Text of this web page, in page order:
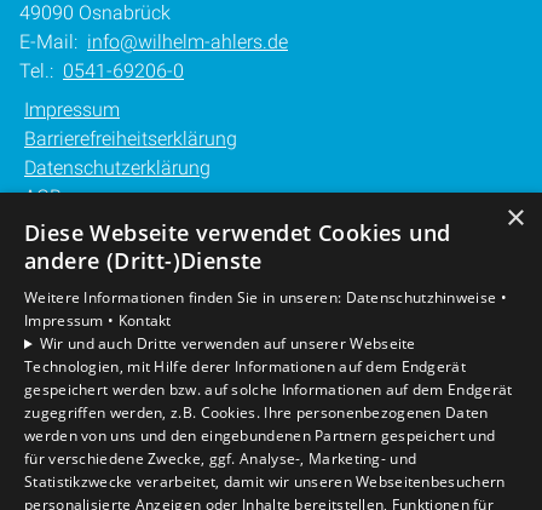
49090 Osnabrück
E-Mail: info@wilhelm-ahlers.de
Tel.: 0541-69206-0
Impressum
Barrierefreiheitserklärung
Datenschutzerklärung
AGB
Unsere Bereiche
Gewerbekunden
Karriere
Unternehmen
Kontakt
×
Diese Webseite verwendet Cookies und
andere (Dritt-)Dienste
Weitere Informationen finden Sie in unseren: Datenschutzhinweise •
Impressum • Kontakt
Wir und auch Dritte verwenden auf unserer Webseite
Technologien, mit Hilfe derer Informationen auf dem Endgerät
gespeichert werden bzw. auf solche Informationen auf dem Endgerät
zugegriffen werden, z.B. Cookies. Ihre personenbezogenen Daten
werden von uns und den eingebundenen Partnern gespeichert und
für verschiedene Zwecke, ggf. Analyse-, Marketing- und
Statistikzwecke verarbeitet, damit wir unseren Webseitenbesuchern
personalisierte Anzeigen oder Inhalte bereitstellen, Funktionen für